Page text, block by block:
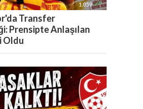
1,059 
Transfer
Prensipte Anlaşılan
Oldu